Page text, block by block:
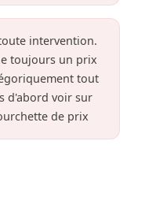
intervention.
toujours un prix
tout
d'abord voir sur
de prix